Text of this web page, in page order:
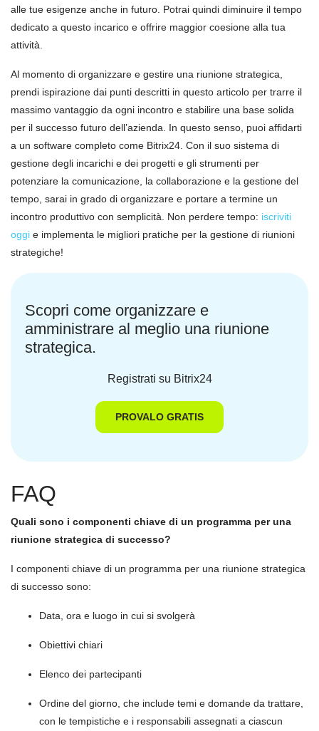
alle tue esigenze anche in futuro. Potrai quindi diminuire il tempo
dedicato a questo incarico e offrire maggior coesione alla tua
attività.
Al momento di organizzare e gestire una riunione strategica,
prendi ispirazione dai punti descritti in questo articolo per trarre il
massimo vantaggio da ogni incontro e stabilire una base solida
per il successo futuro dell’azienda. In questo senso, puoi affidarti
a un software completo come Bitrix24. Con il suo sistema di
gestione degli incarichi e dei progetti e gli strumenti per
potenziare la comunicazione, la collaborazione e la gestione del
tempo, sarai in grado di organizzare e portare a termine un
incontro produttivo con semplicità. Non perdere tempo: iscriviti
oggi e implementa le migliori pratiche per la gestione di riunioni
strategiche!
Scopri come organizzare e
amministrare al meglio una riunione
strategica.
Registrati su Bitrix24
PROVALO GRATIS
FAQ
Quali sono i componenti chiave di un programma per una
riunione strategica di successo?
I componenti chiave di un programma per una riunione strategica
di successo sono:
Data, ora e luogo in cui si svolgerà
Obiettivi chiari
Elenco dei partecipanti
Ordine del giorno, che include temi e domande da trattare,
con le tempistiche e i responsabili assegnati a ciascun